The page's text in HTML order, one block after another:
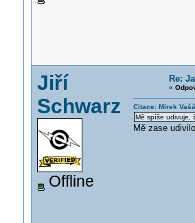
Jiří
Schwarz
Offline
Re:
«
Citace: Mirek
Mě spíše udivuje,
Mě zase